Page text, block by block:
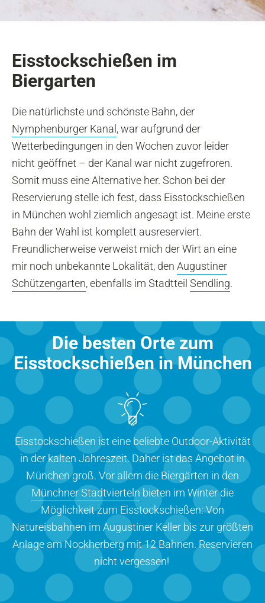
Eisstockschießen im
Biergarten
Die natürlichste und schönste Bahn, der
Nymphenburger Kanal , war aufgrund der
Wetterbedingungen in den Wochen zuvor leider
nicht geöffnet – der Kanal war nicht zugefroren.
Somit muss eine Alternative her. Schon bei der
Reservierung stelle ich fest, dass Eisstockschießen
in München wohl ziemlich angesagt ist. Meine erste
Bahn der Wahl ist komplett ausreserviert.
Freundlicherweise verweist mich der Wirt an eine
mir noch unbekannte Lokalität, den Augustiner
Schützengarten, ebenfalls im Stadtteil Sendling.
Die besten Orte zum
Eisstockschießen in München
Eisstockschießen ist eine beliebte Outdoor-Aktivität
in der kalten Jahreszeit. Daher ist das Angebot in
München groß. Vor allem die Biergärten in den
Münchner Stadtvierteln bieten im Winter die
Möglichkeit zum Eisstockschießen: Von
Natureisbahnen im Augustiner Keller bis zur größten
Anlage am Nockherberg mit 12 Bahnen. Reservieren
nicht vergessen!